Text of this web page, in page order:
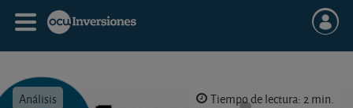
Análisis Tiempo de lectura: 2 min.